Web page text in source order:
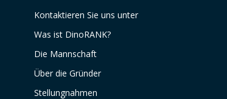
Kontaktieren Sie uns unter
Was ist DinoRANK?
Die Mannschaft
Über die Gründer
Stellungnahmen